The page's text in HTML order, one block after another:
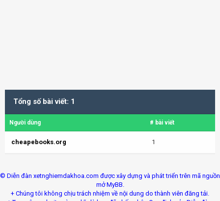
Tổng số bài viết: 1
Người dùng # bài viết
cheapebooks.org 1
© Diễn đàn xetnghiemdakhoa.com được xây dựng và phát triển trên mã nguồn
mở MyBB.
+ Chúng tôi không chịu trách nhiệm về nội dung do thành viên đăng tải.